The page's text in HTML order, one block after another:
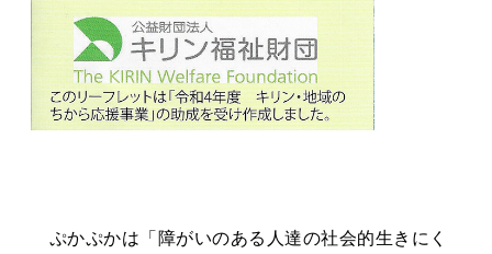
ぷかぷかは「障がいのある人達の社会的生きにく